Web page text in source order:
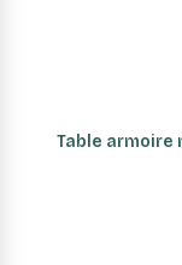
Table armoire